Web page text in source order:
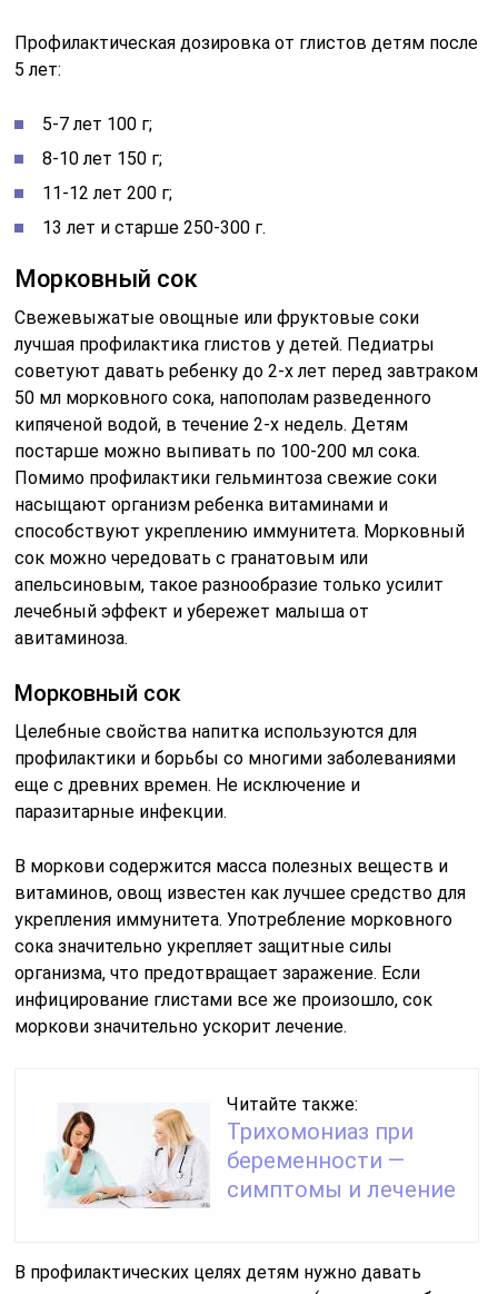
Профилактическая дозировка от глистов детям после
5 лет:
5-7 лет 100 г;
8-10 лет 150 г;
11-12 лет 200 г;
13 лет и старше 250-300 г.
Морковный сок
Свежевыжатые овощные или фруктовые соки
лучшая профилактика глистов у детей. Педиатры
советуют давать ребенку до 2-х лет перед завтраком
50 мл морковного сока, напополам разведенного
кипяченой водой, в течение 2-х недель. Детям
постарше можно выпивать по 100-200 мл сока.
Помимо профилактики гельминтоза свежие соки
насыщают организм ребенка витаминами и
способствуют укреплению иммунитета. Морковный
сок можно чередовать с гранатовым или
апельсиновым, такое разнообразие только усилит
лечебный эффект и убережет малыша от
авитаминоза.
Морковный сок
Целебные свойства напитка используются для
профилактики и борьбы со многими заболеваниями
еще с древних времен. Не исключение и
паразитарные инфекции.
В моркови содержится масса полезных веществ и
витаминов, овощ известен как лучшее средство для
укрепления иммунитета. Употребление морковного
сока значительно укрепляет защитные силы
организма, что предотвращает заражение. Если
инфицирование глистами все же произошло, сок
моркови значительно ускорит лечение.
Читайте также:
Трихомониаз при
беременности —
симптомы и лечение
В профилактических целях детям нужно давать